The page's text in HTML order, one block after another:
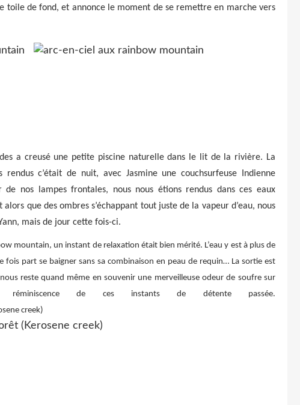
toile de fond, et annonce le moment de se remettre en marche vers
a creusé une petite piscine naturelle dans le lit de la rivière. La
c’était de nuit, avec Jasmine une couchsurfeuse Indienne
nos lampes frontales, nous nous étions rendus dans ces eaux
que des ombres s’échappant tout juste de la vapeur d’eau, nous
mais de jour cette fois-ci.
mountain, un instant de relaxation était bien mérité. L’eau y est à plus de
fois part se baigner sans sa combinaison en peau de requin… La sortie est
reste quand même en souvenir une merveilleuse odeur de soufre sur
de ces instants de détente passée.